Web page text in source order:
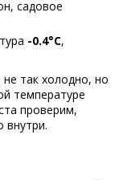
садовое
-0.4°C,
не так холодно, но
температуре
проверим,
внутри.